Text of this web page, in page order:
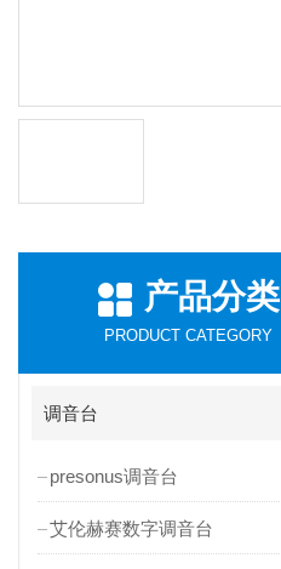
产品分类
PRODUCT CATEGORY
调音台
presonus调音台
艾伦赫赛数字调音台